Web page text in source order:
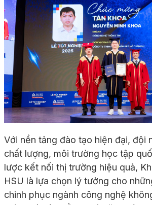
Với nền tảng đào tạo hiện đại, đội
chất lượng, môi trường học tập
lược kết nối thị trường hiệu quả,
HSU là lựa chọn lý tưởng cho
chinh phục ngành công nghệ